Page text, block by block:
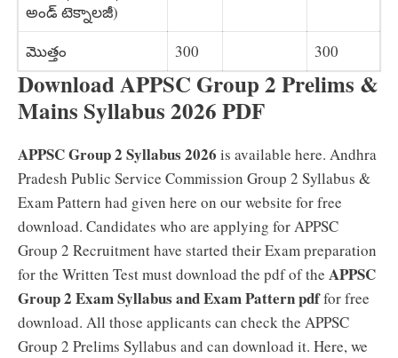
అండ్‌ టెక్నాలజీ)
మొత్తం 300 300
Download APPSC Group 2 Prelims &
Mains Syllabus 2026 PDF
APPSC Group 2 Syllabus 2026 is available here. Andhra
Pradesh Public Service Commission Group 2 Syllabus &
Exam Pattern had given here on our website for free
download. Candidates who are applying for APPSC
Group 2 Recruitment have started their Exam preparation
for the Written Test must download the pdf of the APPSC
Group 2 Exam Syllabus and Exam Pattern pdffor free
download. All those applicants can check the APPSC
Group 2 Prelims Syllabus and can download it. Here, we